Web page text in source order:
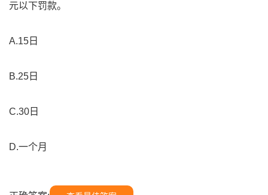
元以下罚款。
A.15日
B.25日
C.30日
D.一个月